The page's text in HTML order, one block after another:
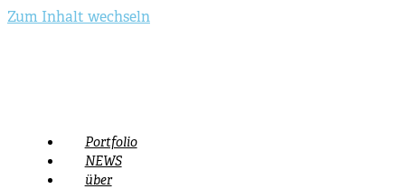
Zum Inhalt wechseln
Portfolio
NEWS
über